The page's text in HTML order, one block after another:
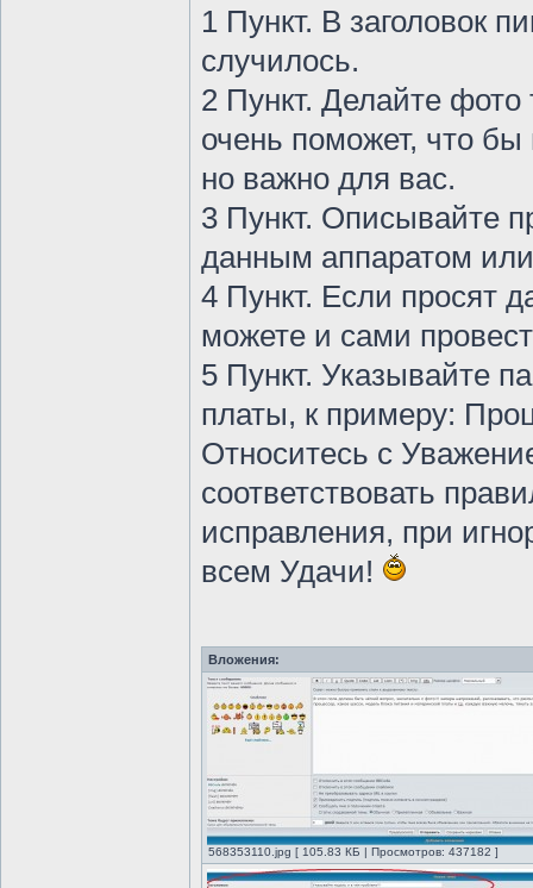
1 Пункт. В заголовок
случилось.
2 Пункт. Делайте фото
очень поможет, что бы
но важно для вас.
3 Пункт. Описывайте
данным аппаратом
4 Пункт. Если просят
можете и сами
5 Пункт. Указывайте
платы, к примеру:
Относитесь с
соответствовать
исправления, при
всем Удачи!
Вложения:
568353110.jpg [ 105.83 КБ | Просмотров: 437182 ]